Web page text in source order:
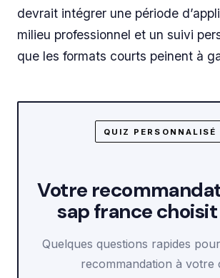
devrait intégrer une période
milieu professionnel et un suivi
que les formats courts peinent à
QUIZ PERSONNALISÉ
Votre
sap france
Quelques questions rapides
recommandation à votre